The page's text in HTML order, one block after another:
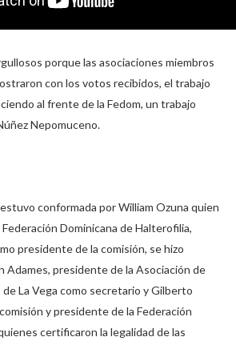
porque las asociaciones miembros
con los votos recibidos, el trabajo
al frente de la Fedom, un trabajo
Nepomuceno.
conformada por William Ozuna quien
Dominicana de Halterofilia,
presidente de la comisión, se hizo
Adames, presidente de la Asociación de
La Vega como secretario y Gilberto
y presidente de la Federación
certificaron la legalidad de las